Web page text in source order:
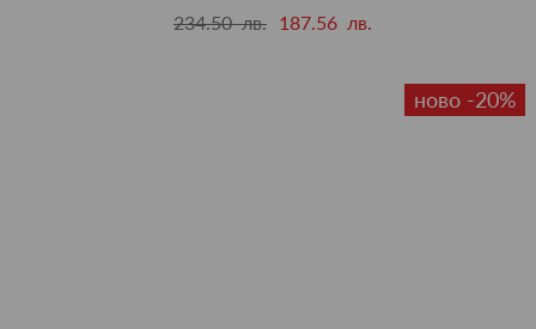
234.50 лв. 187.56 лв.
ново -20%